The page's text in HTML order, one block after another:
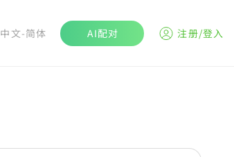
中文-简体 AI配对 注册/登入